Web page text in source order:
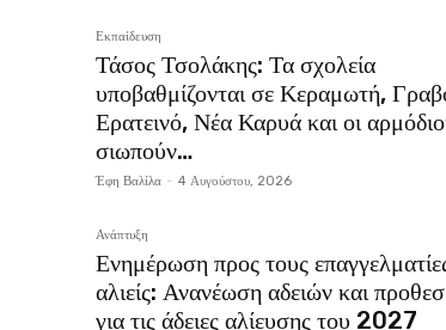
Εκπαίδευση
Τάσος Τσολάκης: Τα σχολεία
υποβαθμίζονται σε Κεραμωτή,
Ερατεινό, Νέα Καρυά και οι
σιωπούν…
Έφη Βαλίλα - 4 Αυγούστου, 2026
Ανάπτυξη
Ενημέρωση προς τους
αλιείς: Ανανέωση αδειών και
για τις άδειες αλίευσης του 2027